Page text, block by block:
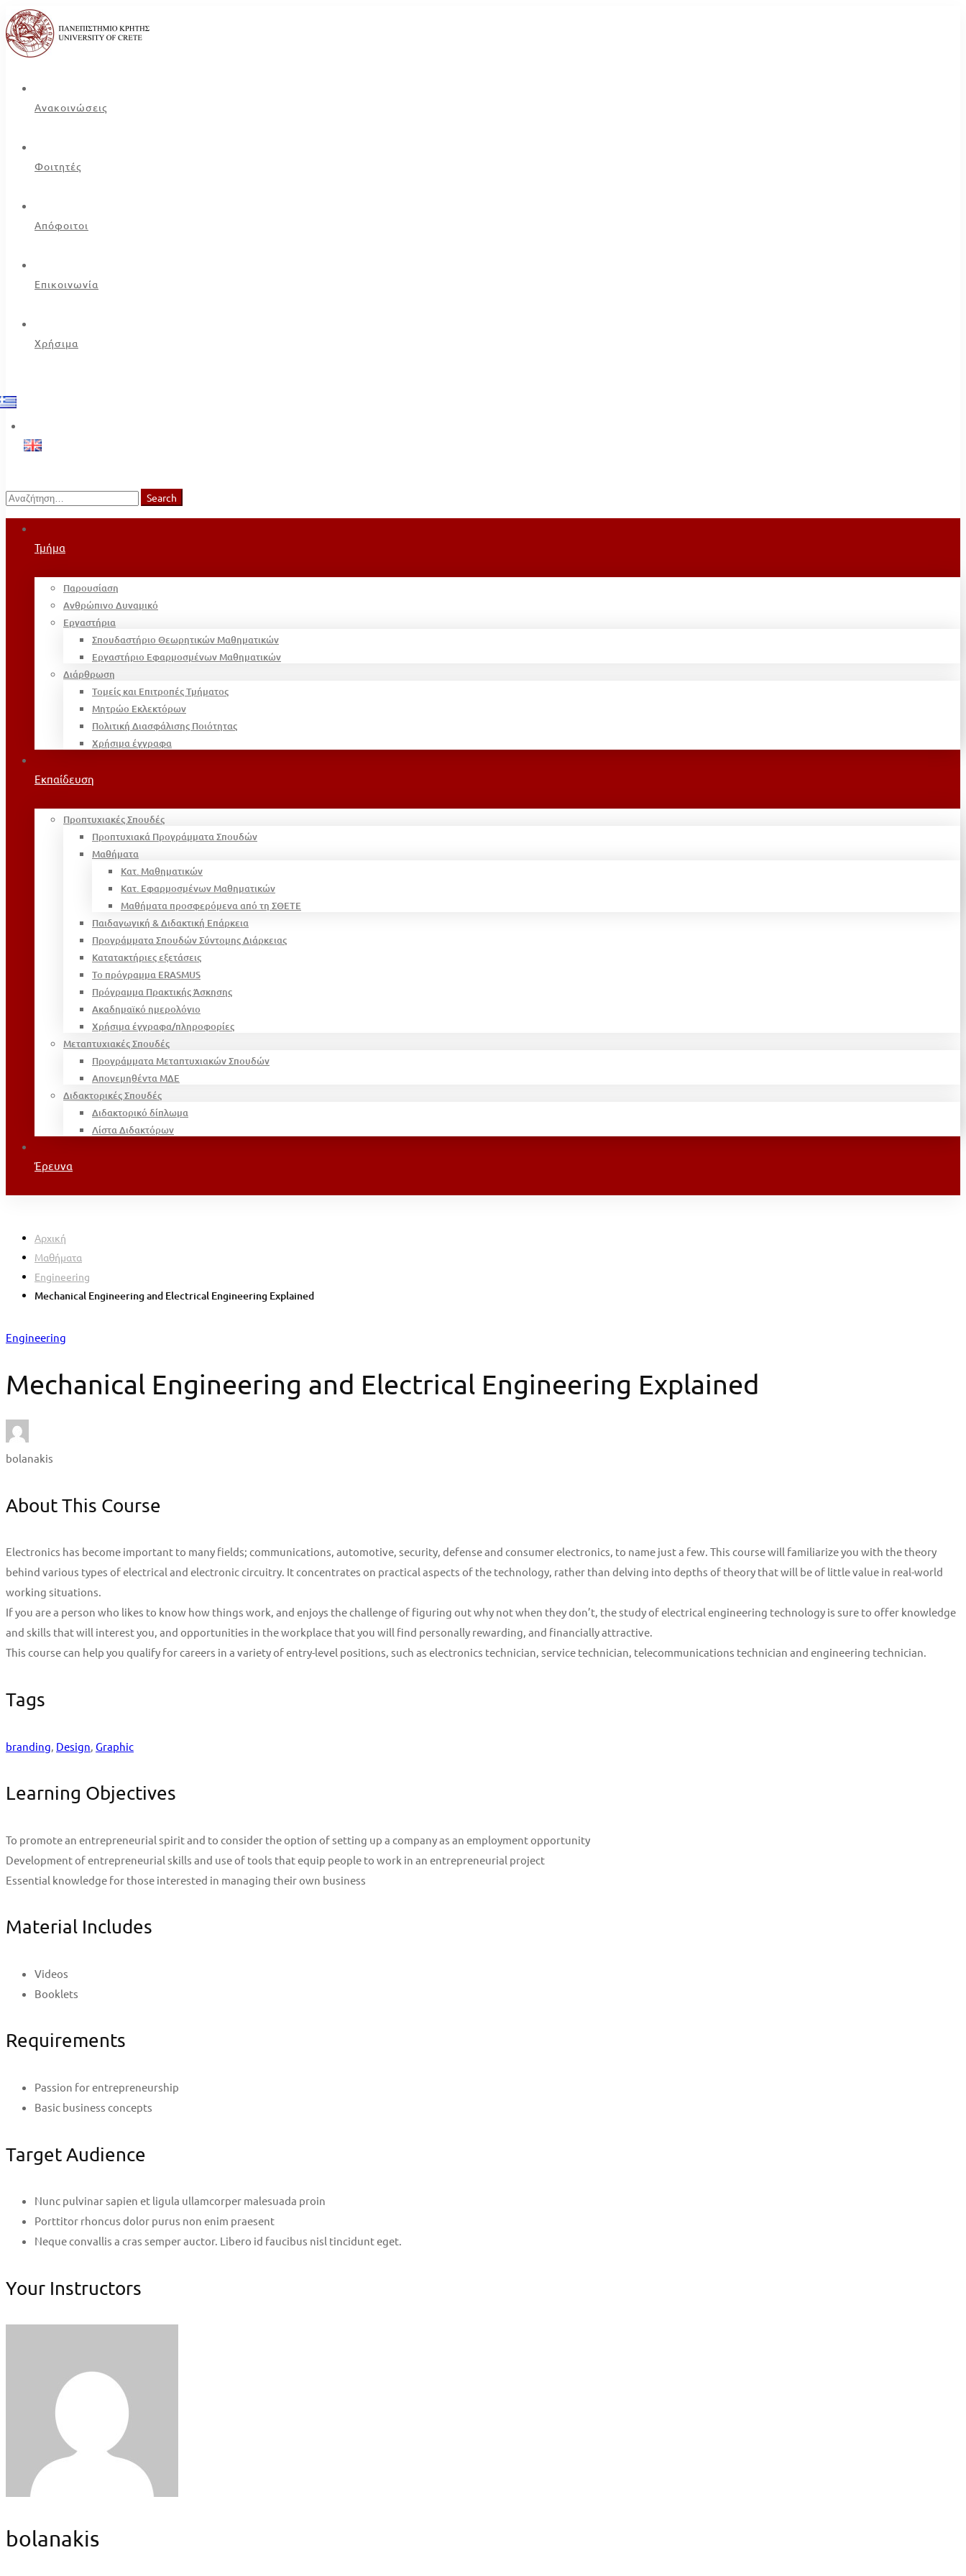
Ανακοινώσεις
Φοιτητές
Απόφοιτοι
Επικοινωνία
Χρήσιμα
Search
for:
Search
Τμήμα
Παρουσίαση
Ανθρώπινο Δυναμικό
Εργαστήρια
Σπουδαστήριο Θεωρητικών Μαθηματικών
Εργαστήριο Εφαρμοσμένων Μαθηματικών
Διάρθρωση
Τομείς και Επιτροπές Τμήματος
Μητρώο Εκλεκτόρων
Πολιτική Διασφάλισης Ποιότητας
Χρήσιμα έγγραφα
Εκπαίδευση
Προπτυχιακές Σπουδές
Προπτυχιακά Προγράμματα Σπουδών
Μαθήματα
Κατ. Μαθηματικών
Κατ. Εφαρμοσμένων Μαθηματικών
Μαθήματα προσφερόμενα από τη ΣΘΕΤΕ
Παιδαγωγική & Διδακτική Επάρκεια
Προγράμματα Σπουδών Σύντομης Διάρκειας
Κατατακτήριες εξετάσεις
Το πρόγραμμα ERASMUS
Πρόγραμμα Πρακτικής Άσκησης
Ακαδημαϊκό ημερολόγιο
Χρήσιμα έγγραφα/πληροφορίες
Μεταπτυχιακές Σπουδές
Προγράμματα Μεταπτυχιακών Σπουδών
Απονεμηθέντα ΜΔΕ
Διδακτορικές Σπουδές
Διδακτορικό δίπλωμα
Λίστα Διδακτόρων
Έρευνα
Αρχική
Μαθήματα
Engineering
Mechanical Engineering and Electrical Engineering Explained
Engineering
Mechanical Engineering and Electrical Engineering Explained
bolanakis
About This Course
Electronics has become important to many fields; communications, automotive, security, defense and consumer electronics, to name just a few. This course will familiarize you with the theory
behind various types of electrical and electronic circuitry. It concentrates on practical aspects of the technology, rather than delving into depths of theory that will be of little value in real-world
working situations.
If you are a person who likes to know how things work, and enjoys the challenge of figuring out why not when they don’t, the study of electrical engineering technology is sure to offer knowledge
and skills that will interest you, and opportunities in the workplace that you will find personally rewarding, and financially attractive.
This course can help you qualify for careers in a variety of entry-level positions, such as electronics technician, service technician, telecommunications technician and engineering technician.
Tags
branding Design Graphic
Learning Objectives
To promote an entrepreneurial spirit and to consider the option of setting up a company as an employment opportunity
Development of entrepreneurial skills and use of tools that equip people to work in an entrepreneurial project
Essential knowledge for those interested in managing their own business
Material Includes
Videos
Booklets
Requirements
Passion for entrepreneurship
Basic business concepts
Target Audience
Nunc pulvinar sapien et ligula ullamcorper malesuada proin
Porttitor rhoncus dolor purus non enim praesent
Neque convallis a cras semper auctor. Libero id faucibus nisl tincidunt eget.
Your Instructors
bolanakis